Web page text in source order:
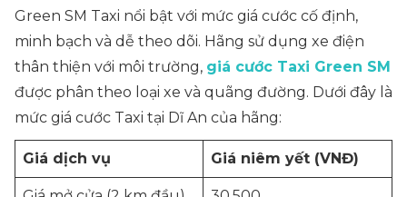
Green SM Taxi nổi bật với mức giá cước cố định,
minh bạch và dễ theo dõi. Hãng sử dụng xe điện
thân thiện với môi trường, giá cước Taxi Green SM
được phân theo loại xe và quãng đường. Dưới đây là
mức giá cước Taxi tại Dĩ An của hãng:
Giá dịch vụ Giá niêm yết (VNĐ)